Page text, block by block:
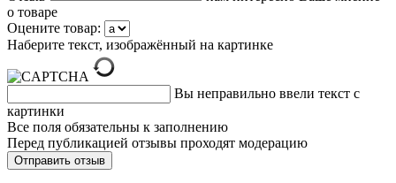
о товаре
Оцените товар:
Наберите текст, изображённый на картинке
Вы неправильно ввели текст с
картинки
Все поля обязательны к заполнению
Перед публикацией отзывы проходят модерацию